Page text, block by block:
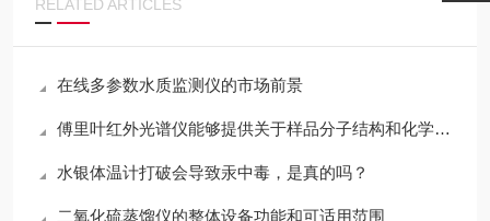
RELATED ARTICLES
在线多参数水质监测仪的市场前景
傅里叶红外光谱仪能够提供关于样品分子结构和化学键信息
水银体温计打破会导致汞中毒，是真的吗？
二氧化硫蒸馏仪的整体设备功能和可适用范围